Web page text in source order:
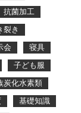
抗菌加工
裂き
会
寝具
子ども服
炭化水素類
基礎知識